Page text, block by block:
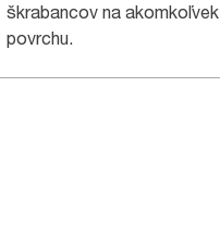
škrabancov na akomkoľvek
povrchu.